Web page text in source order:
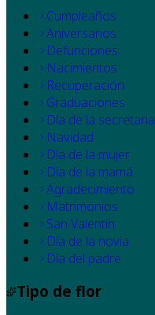
Cumpleaños
Aniversarios
Defunciones
Nacimientos
Recuperación
Graduaciones
Día de la secretaria
Navidad
Día de la mujer
Dia de la mamá
Agradecimiento
Matrimonios
San Valentín
Día de la novia
Día del padre
Tipo de flor